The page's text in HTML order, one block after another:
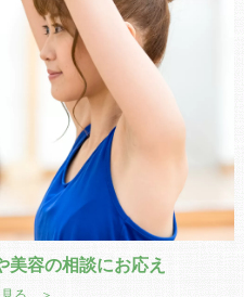
容の相談にお応え